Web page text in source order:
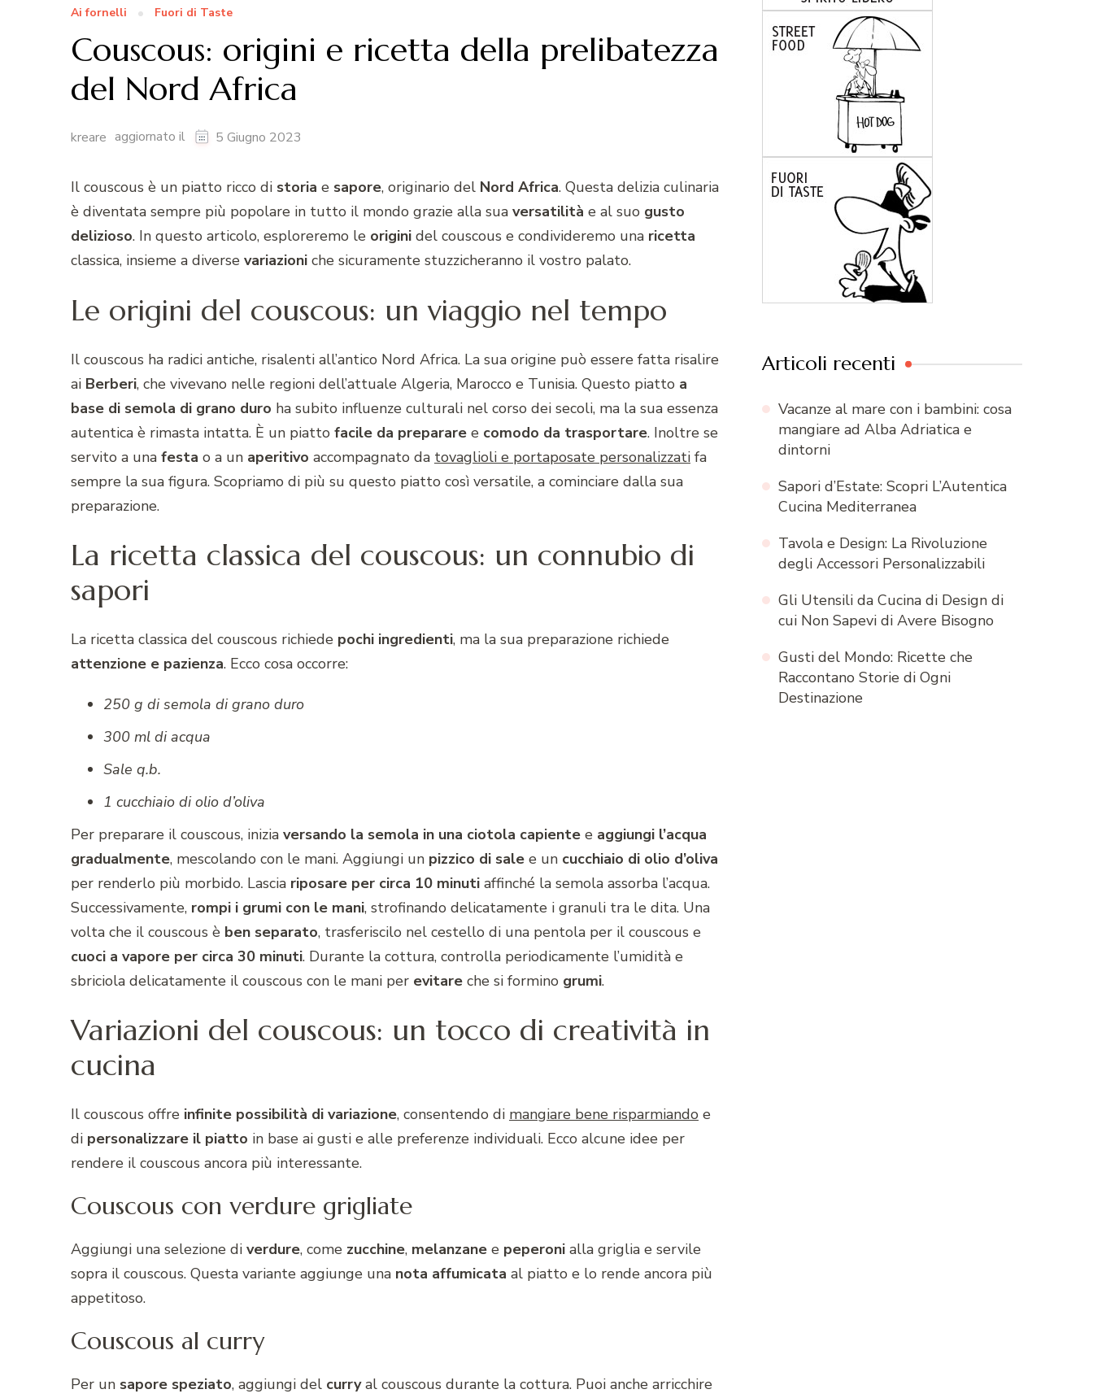
Ai fornelli Fuori di Taste
Couscous: origini e ricetta della prelibatezza
del Nord Africa
kreare aggiornato il 5 Giugno 2023
Il couscous è un piatto ricco di storia e sapore, originario del Nord Africa. Questa delizia culinaria
è diventata sempre più popolare in tutto il mondo grazie alla sua versatilità e al suo gusto
delizioso. In questo articolo, esploreremo le origini del couscous e condivideremo una ricetta
classica, insieme a diverse variazioni che sicuramente stuzzicheranno il vostro palato.
Le origini del couscous: un viaggio nel tempo
Il couscous ha radici antiche, risalenti all’antico Nord Africa. La sua origine può essere fatta risalire
ai Berberi, che vivevano nelle regioni dell’attuale Algeria, Marocco e Tunisia. Questo piatto a
base di semola di grano duro ha subito influenze culturali nel corso dei secoli, ma la sua essenza
autentica è rimasta intatta. È un piatto facile da preparare e comodo da trasportare. Inoltre se
servito a una festa o a un aperitivo accompagnato da tovaglioli e portaposate personalizzati fa
sempre la sua figura. Scopriamo di più su questo piatto così versatile, a cominciare dalla sua
preparazione.
La ricetta classica del couscous: un connubio di
sapori
La ricetta classica del couscous richiede pochi ingredienti, ma la sua preparazione richiede
attenzione e pazienza. Ecco cosa occorre:
250 g di semola di grano duro
300 ml di acqua
Sale q.b.
1 cucchiaio di olio d’oliva
Per preparare il couscous, inizia versando la semola in una ciotola capiente e aggiungi l’acqua
gradualmente, mescolando con le mani. Aggiungi un pizzico di sale e un cucchiaio di olio d’oliva
per renderlo più morbido. Lascia riposare per circa 10 minuti affinché la semola assorba l’acqua.
Successivamente, rompi i grumi con le mani, strofinando delicatamente i granuli tra le dita. Una
volta che il couscous è ben separato, trasferiscilo nel cestello di una pentola per il couscous e
cuoci a vapore per circa 30 minuti. Durante la cottura, controlla periodicamente l’umidità e
sbriciola delicatamente il couscous con le mani per evitare che si formino grumi.
Variazioni del couscous: un tocco di creatività in
cucina
Il couscous offre infinite possibilità di variazione, consentendo di mangiare bene risparmiando e
di personalizzare il piatto in base ai gusti e alle preferenze individuali. Ecco alcune idee per
rendere il couscous ancora più interessante.
Couscous con verdure grigliate
Aggiungi una selezione di verdure, come zucchine, melanzane e peperoni alla griglia e servile
sopra il couscous. Questa variante aggiunge una nota affumicata al piatto e lo rende ancora più
appetitoso.
Couscous al curry
Per un sapore speziato, aggiungi del curryal couscous durante la cottura. Puoi anche arricchire
Articoli recenti
Vacanze al mare con i bambini: cosa
mangiare ad Alba Adriatica e
dintorni
Sapori d’Estate: Scopri L’Autentica
Cucina Mediterranea
Tavola e Design: La Rivoluzione
degli Accessori Personalizzabili
Gli Utensili da Cucina di Design di
cui Non Sapevi di Avere Bisogno
Gusti del Mondo: Ricette che
Raccontano Storie di Ogni
Destinazione